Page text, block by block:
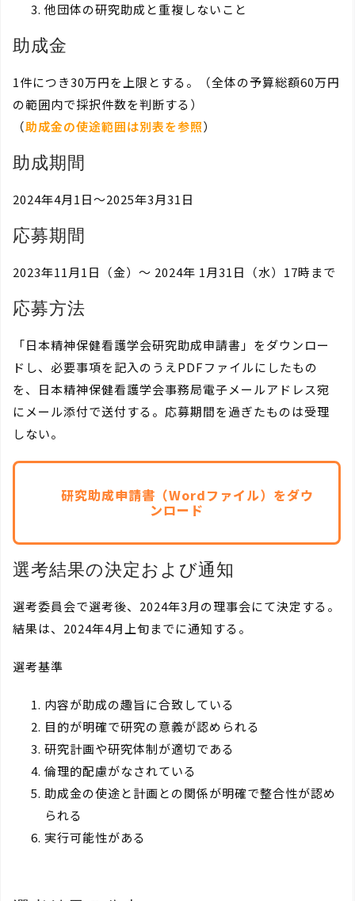
他団体の研究助成と重複しないこと
助成金
1件につき30万円を上限とする。（全体の予算総額60万円
の範囲内で採択件数を判断する）
（助成金の使途範囲は別表を参照）
助成期間
2024年4月1日～2025年3月31日
応募期間
2023年11月1日（金）～ 2024年 1月31日（水）17時まで
応募方法
「日本精神保健看護学会研究助成申請書」をダウンロー
ドし、必要事項を記入のうえPDFファイルにしたもの
を、日本精神保健看護学会事務局電子メールアドレス宛
にメール添付で送付する。応募期間を過ぎたものは受理
しない。
研究助成申請書（Wordファイル）をダウ
ンロード
選考結果の決定および通知
選考委員会で選考後、2024年3月の理事会にて決定する。
結果は、2024年4月上旬までに通知する。
選考基準
内容が助成の趣旨に合致している
目的が明確で研究の意義が認められる
研究計画や研究体制が適切である
倫理的配慮がなされている
助成金の使途と計画との関係が明確で整合性が認め
られる
実行可能性がある